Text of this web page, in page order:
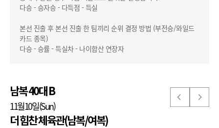
다승 - 승자승 - 다득점 - 득실
본선 진출 후 본선 진출 한 팀끼리 순위 결정 방법 (부전승/와일드
카드 종목)
다승 - 승률 - 득실차 - 나이합산 연장자
남복 40대 B
11월10일(Sun)
더 힘찬 체육관(남복/여복)